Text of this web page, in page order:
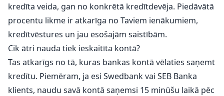
kredīta veida, gan no konkrētā kredītdevēja. Piedāvātā
procentu likme ir atkarīga no Taviem ienākumiem,
kredītvēstures un jau esošajām saistībām.
Cik ātri nauda tiek ieskaitīta kontā?
Tas atkarīgs no tā, kuras bankas kontā vēlaties saņemt
kredītu. Piemēram, ja esi Swedbank vai SEB Banka
klients, naudu savā kontā saņemsi 15 minūšu laikā pēc